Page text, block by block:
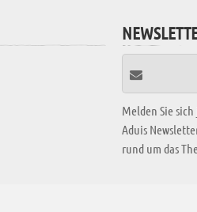
Melden Sie
Aduis
rund um das